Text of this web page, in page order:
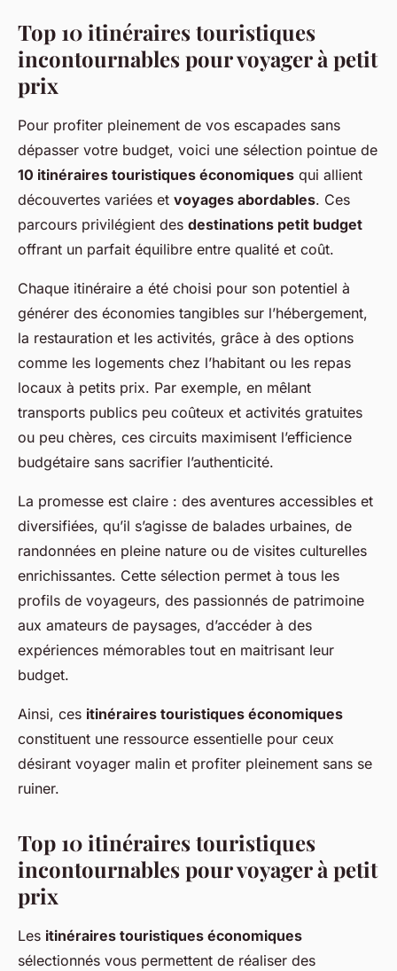
Top 10 itinéraires touristiques
incontournables pour voyager à petit
prix
Pour profiter pleinement de vos escapades sans
dépasser votre budget, voici une sélection pointue de
10 itinéraires touristiques économiques qui allient
découvertes variées et voyages abordables. Ces
parcours privilégient des destinations petit budget
offrant un parfait équilibre entre qualité et coût.
Chaque itinéraire a été choisi pour son potentiel à
générer des économies tangibles sur l’hébergement,
la restauration et les activités, grâce à des options
comme les logements chez l’habitant ou les repas
locaux à petits prix. Par exemple, en mêlant
transports publics peu coûteux et activités gratuites
ou peu chères, ces circuits maximisent l’efficience
budgétaire sans sacrifier l’authenticité.
La promesse est claire : des aventures accessibles et
diversifiées, qu’il s’agisse de balades urbaines, de
randonnées en pleine nature ou de visites culturelles
enrichissantes. Cette sélection permet à tous les
profils de voyageurs, des passionnés de patrimoine
aux amateurs de paysages, d’accéder à des
expériences mémorables tout en maitrisant leur
budget.
Ainsi, ces itinéraires touristiques économiques
constituent une ressource essentielle pour ceux
désirant voyager malin et profiter pleinement sans se
ruiner.
Top 10 itinéraires touristiques
incontournables pour voyager à petit
prix
Les itinéraires touristiques économiques
sélectionnés vous permettent de réaliser des